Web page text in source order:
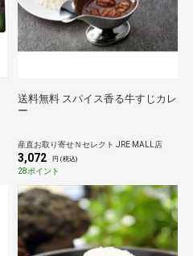
送料無料 スパイス香る牛すじカレ
ー
産直お取り寄せＮセレクト JRE MALL店
3,072 円 (税込)
28ポイント